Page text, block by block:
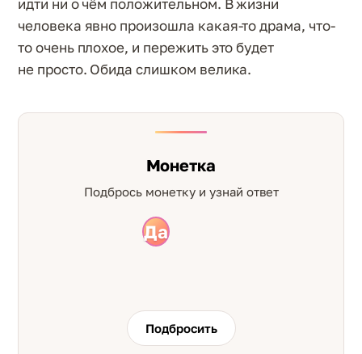
идти ни о чём положительном. В жизни
человека явно произошла какая-то драма, что-
то очень плохое, и пережить это будет
не просто. Обида слишком велика.
Монетка
Подбрось монетку и узнай ответ
Да
Нет
Подбросить